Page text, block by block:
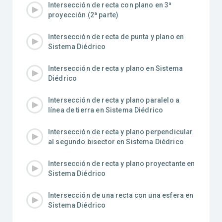
Intersección de recta con plano en 3ª
proyección (2ª parte)
Intersección de recta de punta y plano en
Sistema Diédrico
Intersección de recta y plano en Sistema
Diédrico
Intersección de recta y plano paralelo a
línea de tierra en Sistema Diédrico
Intersección de recta y plano perpendicular
al segundo bisector en Sistema Diédrico
Intersección de recta y plano proyectante en
Sistema Diédrico
Intersección de una recta con una esfera en
Sistema Diédrico